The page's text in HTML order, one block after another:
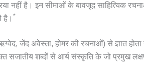
नहीं है। इन सीमाओं के बावजूद साहित्यिक
है। *
जेंद अवेस्ता, होमर की रचनाओं) से ज्ञात
सजातीय शब्दों से आर्य संस्कृति के जो प्रमुख